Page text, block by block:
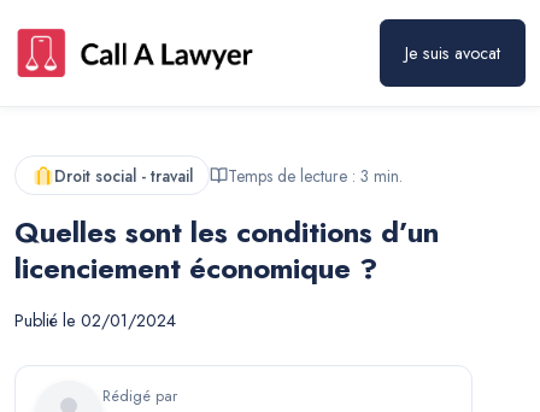
Je suis avocat
Droit social - travail Temps de lecture :3 min.
Quelles sont les conditions d’un
licenciement économique ?
Publié le 02/01/2024
Rédigé par